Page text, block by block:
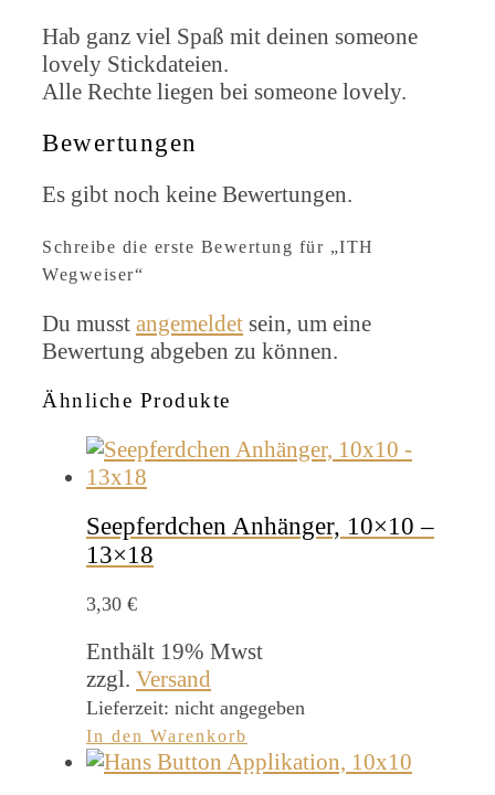
Hab ganz viel Spaß mit deinen someone
lovely Stickdateien.
Alle Rechte liegen bei someone lovely.
Bewertungen
Es gibt noch keine Bewertungen.
Schreibe die erste Bewertung für „ITH
Wegweiser“
Du musst angemeldet sein, um eine
Bewertung abgeben zu können.
Ähnliche Produkte
Seepferdchen Anhänger, 10×10 –
13×18
3,30 €
Enthält 19% Mwst
zzgl. Versand
Lieferzeit: nicht angegeben
In den Warenkorb